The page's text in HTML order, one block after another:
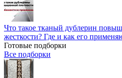
Что такое тканый дублерин
жесткости? Где и как его
Готовые подборки
Все подборки